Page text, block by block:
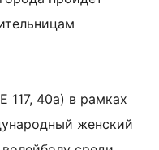
117, 40а) в рамках
женский